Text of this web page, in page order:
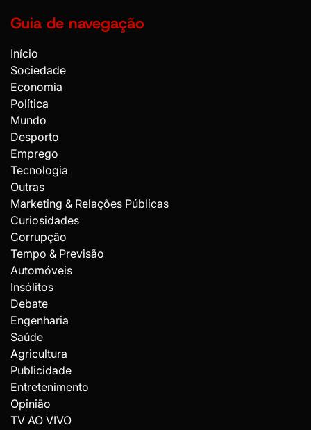
Guia de navegação
Início
Sociedade
Economia
Política
Mundo
Desporto
Emprego
Tecnologia
Outras
Marketing & Relações Públicas
Curiosidades
Corrupção
Tempo & Previsão
Automóveis
Insólitos
Debate
Engenharia
Saúde
Agricultura
Publicidade
Entretenimento
Opinião
TV AO VIVO